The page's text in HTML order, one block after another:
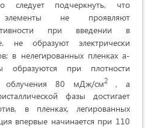
следует подчеркнуть, что
элементы не проявляют
при введении в
не образуют электрически
в нелегированных пленках a-
образуются при плотности
облучения 80 мДж/см2, а
фазы достигает
в пленках, легированных
впервые начинается при 110